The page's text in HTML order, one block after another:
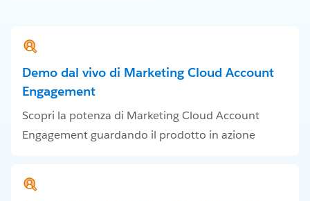
Demo dal vivo di Marketing Cloud Account
Engagement
Scopri la potenza di Marketing Cloud Account
Engagement guardando il prodotto in azione